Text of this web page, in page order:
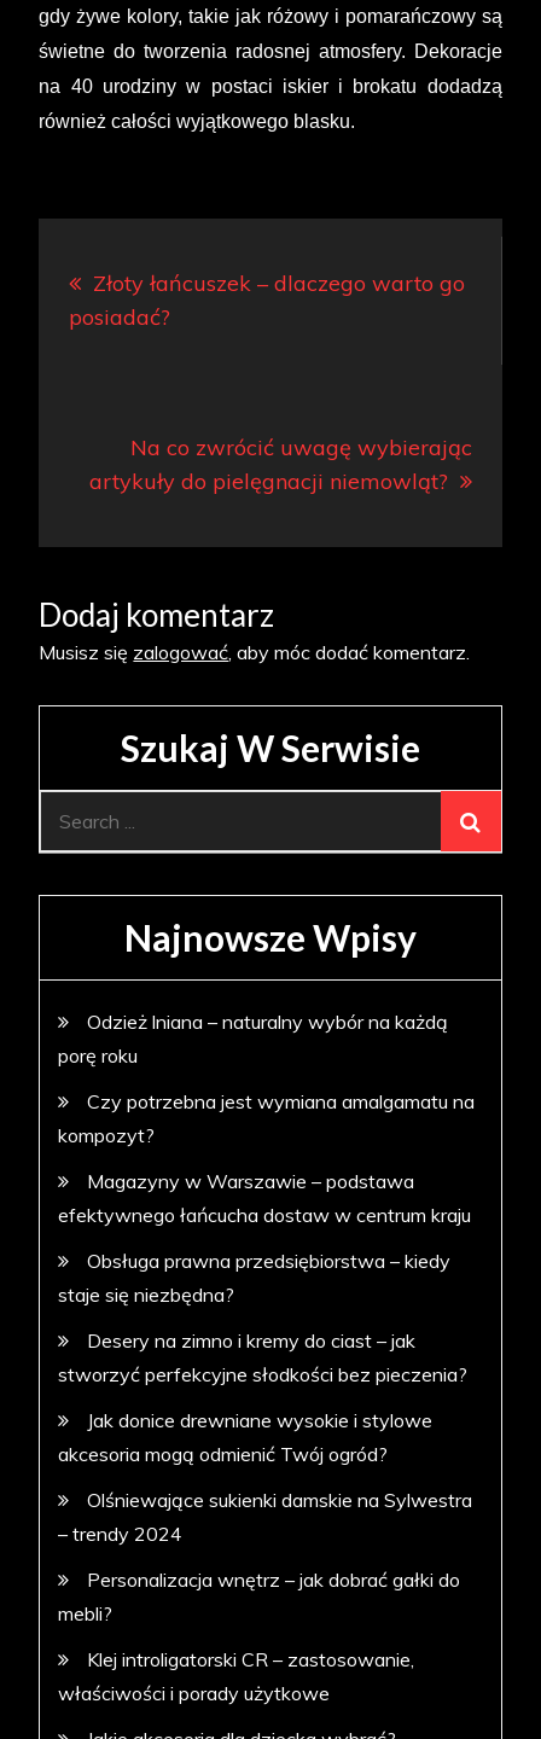
gdy żywe kolory, takie jak różowy i pomarańczowy są
świetne do tworzenia radosnej atmosfery. Dekoracje
na 40 urodziny w postaci iskier i brokatu dodadzą
również całości wyjątkowego blasku.
wpisu
Złoty łańcuszek – dlaczego warto go
posiadać?
Na co zwrócić uwagę wybierając
artykuły do pielęgnacji niemowląt?
Dodaj komentarz
Musisz się zalogować, aby móc dodać komentarz.
Szukaj W Serwisie
Najnowsze Wpisy
Odzież lniana – naturalny wybór na każdą
porę roku
Czy potrzebna jest wymiana amalgamatu na
kompozyt?
Magazyny w Warszawie – podstawa
efektywnego łańcucha dostaw w centrum kraju
Obsługa prawna przedsiębiorstwa – kiedy
staje się niezbędna?
Desery na zimno i kremy do ciast – jak
stworzyć perfekcyjne słodkości bez pieczenia?
Jak donice drewniane wysokie i stylowe
akcesoria mogą odmienić Twój ogród?
Olśniewające sukienki damskie na Sylwestra
– trendy 2024
Personalizacja wnętrz – jak dobrać gałki do
mebli?
Klej introligatorski CR – zastosowanie,
właściwości i porady użytkowe